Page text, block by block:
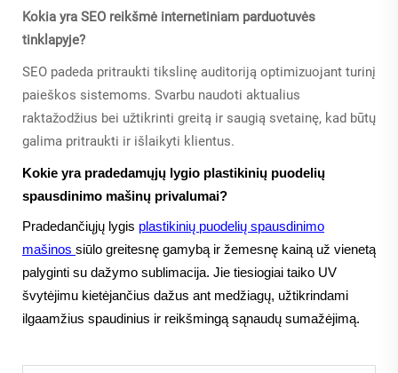
Kokia yra SEO reikšmė internetiniam parduotuvės
tinklapyje?
SEO padeda pritraukti tikslinę auditoriją optimizuojant turinį
paieškos sistemoms. Svarbu naudoti aktualius
raktažodžius bei užtikrinti greitą ir saugią svetainę, kad būtų
galima pritraukti ir išlaikyti klientus.
Kokie yra pradedamųjų lygio plastikinių puodelių
spausdinimo mašinų privalumai?
Pradedančiųjų lygis plastikinių puodelių spausdinimo
mašinos siūlo greitesnę gamybą ir žemesnę kainą už vienetą
palyginti su dažymo sublimacija. Jie tiesiogiai taiko UV
švytėjimu kietėjančius dažus ant medžiagų, užtikrindami
ilgaamžius spaudinius ir reikšmingą sąnaudų sumažėjimą.